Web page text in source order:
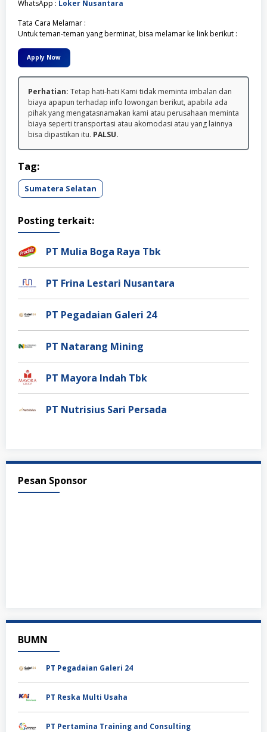
WhatsApp : Loker Nusantara
Tata Cara Melamar :
Untuk teman-teman yang berminat, bisa melamar ke link berikut :
Apply Now
Perhatian: Tetap hati-hati Kami tidak meminta imbalan dan
biaya apapun terhadap info lowongan berikut, apabila ada
pihak yang mengatasnamakan kami atau perusahaan meminta
biaya seperti transportasi atau akomodasi atau yang lainnya
bisa dipastikan itu. PALSU.
Tag:
Sumatera Selatan
Posting terkait:
PT Mulia Boga Raya Tbk
PT Frina Lestari Nusantara
PT Pegadaian Galeri 24
PT Natarang Mining
PT Mayora Indah Tbk
PT Nutrisius Sari Persada
Pesan Sponsor
BUMN
PT Pegadaian Galeri 24
PT Reska Multi Usaha
PT Pertamina Training and Consulting